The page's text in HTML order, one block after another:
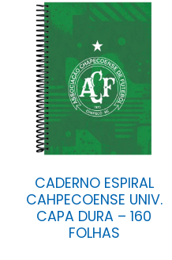
CADERNO ESPIRAL
CAHPECOENSE UNIV.
CAPA DURA – 160
FOLHAS